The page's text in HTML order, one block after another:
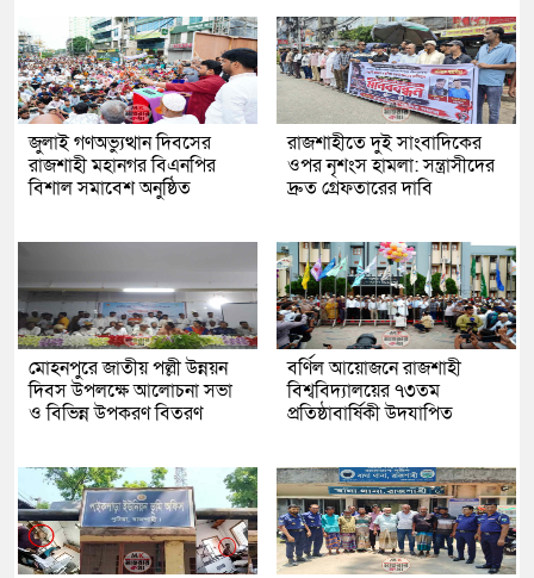
জুলাই গণঅভ্যুত্থান দিবসের
রাজশাহী মহানগর বিএনপির
বিশাল সমাবেশ অনুষ্ঠিত
রাজশাহীতে দুই সাংবাদিকের
ওপর নৃশংস হামলা: সন্ত্রাসীদের
দ্রুত গ্রেফতারের দাবি
মোহনপুরে জাতীয় পল্লী উন্নয়ন
দিবস উপলক্ষে আলোচনা সভা
ও বিভিন্ন উপকরণ বিতরণ
বর্ণিল আয়োজনে রাজশাহী
বিশ্ববিদ্যালয়ের ৭৩তম
প্রতিষ্ঠাবার্ষিকী উদযাপিত